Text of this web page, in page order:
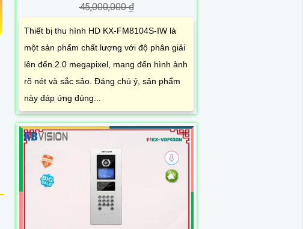
45,000,000 ₫
Thiết bị thu hình HD KX-FM8104S-IW là
một sản phẩm chất lượng với độ phân giải
lên đến 2.0 megapixel, mang đến hình ảnh
rõ nét và sắc sảo. Đáng chú ý, sản phẩm
này đáp ứng đúng...